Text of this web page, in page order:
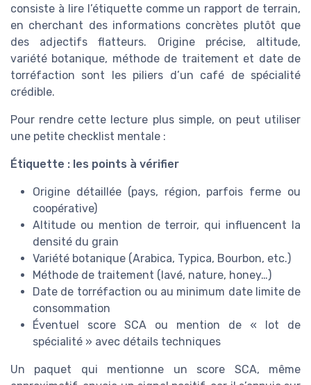
consiste à lire l’étiquette comme un rapport de terrain,
en cherchant des informations concrètes plutôt que
des adjectifs flatteurs. Origine précise, altitude,
variété botanique, méthode de traitement et date de
torréfaction sont les piliers d’un café de spécialité
crédible.
Pour rendre cette lecture plus simple, on peut utiliser
une petite checklist mentale :
Étiquette : les points à vérifier
Origine détaillée (pays, région, parfois ferme ou
coopérative)
Altitude ou mention de terroir, qui influencent la
densité du grain
Variété botanique (Arabica, Typica, Bourbon, etc.)
Méthode de traitement (lavé, nature, honey…)
Date de torréfaction ou au minimum date limite de
consommation
Éventuel score SCA ou mention de « lot de
spécialité » avec détails techniques
Un paquet qui mentionne un score SCA, même